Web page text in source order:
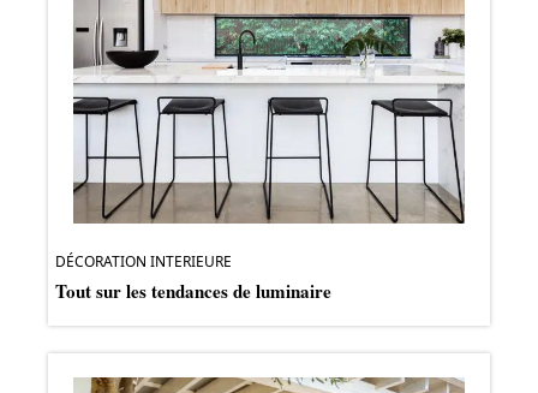
DÉCORATION INTERIEURE
Tout sur les tendances de luminaire